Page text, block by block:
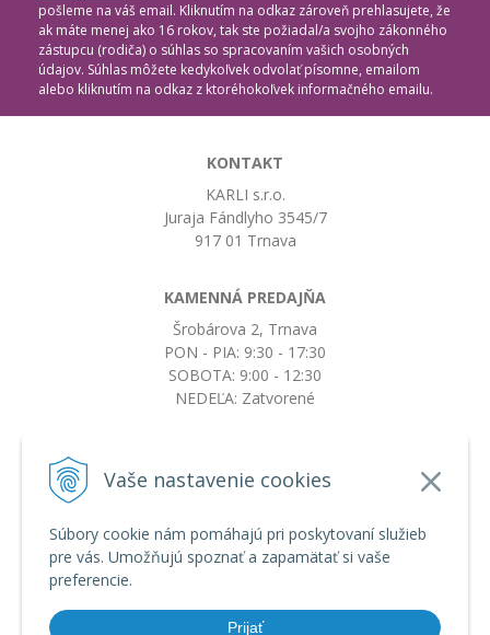
Vaše nastavenie cookies
Súbory cookie nám pomáhajú pri poskytovaní služieb
pre vás. Umožňujú spoznať a zapamätať si vaše
preferencie.
Prijať
pošleme na váš email. Kliknutím na odkaz zároveň prehlasujete, že
ak máte menej ako 16 rokov, tak ste požiadal/a svojho zákonného
zástupcu (rodiča) o súhlas so spracovaním vašich osobných
údajov. Súhlas môžete kedykoľvek odvolať písomne, emailom
alebo kliknutím na odkaz z ktoréhokoľvek informačného emailu.
KONTAKT
KARLI s.r.o.
Juraja Fándlyho 3545/7
917 01 Trnava
KAMENNÁ PREDAJŇA
Šrobárova 2, Trnava
PON - PIA: 9:30 - 17:30
SOBOTA: 9:00 - 12:30
NEDEĽA: Zatvorené
objednavky@botkydorobotky.sk
VŠETKO O NÁKUPE
Ochrana osobných údajov